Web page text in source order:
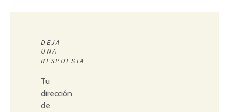
DEJA
UNA
RESPUESTA
Tu
dirección
de